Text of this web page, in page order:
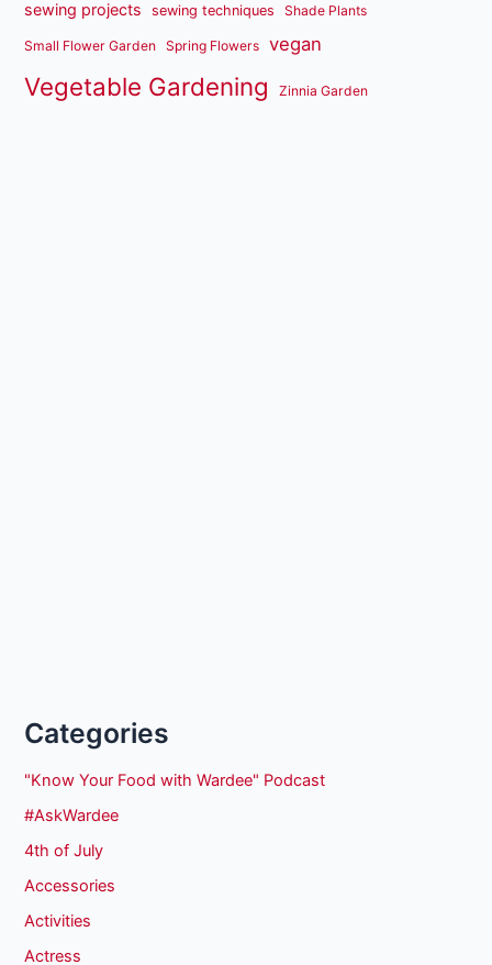
sewing projects sewing techniques Shade Plants
Small Flower Garden Spring Flowers vegan
Vegetable Gardening Zinnia Garden
Categories
"Know Your Food with Wardee" Podcast
#AskWardee
4th of July
Accessories
Activities
Actress